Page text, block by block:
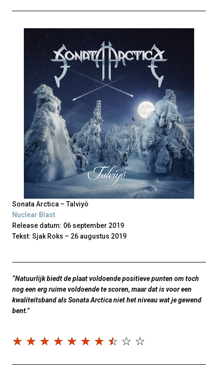
Sonata Arctica – Talviyö
Nuclear Blast
Release datum: 06 september 2019
Tekst: Sjak Roks – 26 augustus 2019
“Natuurlijk biedt de plaat voldoende positieve punten om toch
nog een erg ruime voldoende te scoren, maar dat is voor een
kwaliteitsband als Sonata Arctica niet het niveau wat je gewend
bent.”
☆ ☆ ☆ ☆ ☆ ☆ ☆ ☆ ☆ ☆